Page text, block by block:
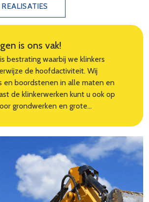
is ons vak!
bestrating waarbij we klinkers
de hoofdactiviteit. Wij
en boordstenen in alle maten en
de klinkerwerken kunt u ook op
grondwerken en grote